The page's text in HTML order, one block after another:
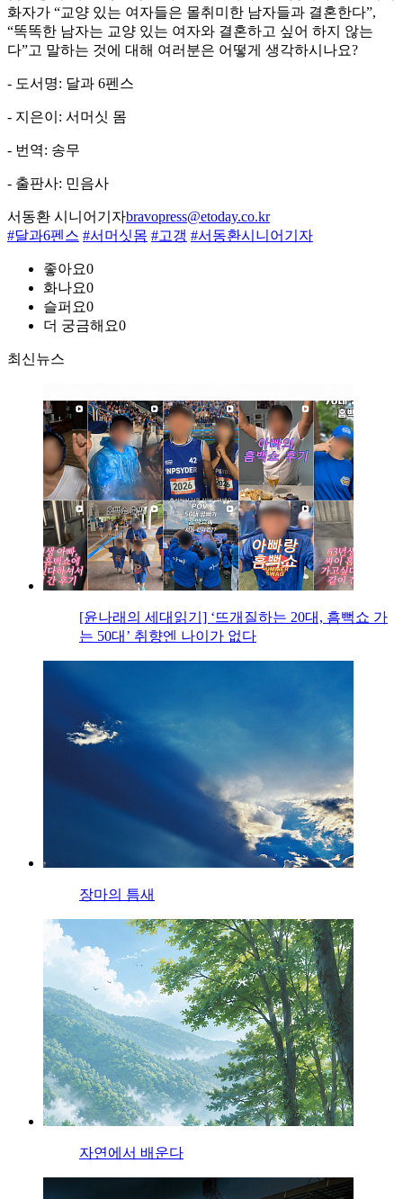
화자가 “교양 있는 여자들은 몰취미한 남자들과 결혼한다”,
“똑똑한 남자는 교양 있는 여자와 결혼하고 싶어 하지 않는
다”고 말하는 것에 대해 여러분은 어떻게 생각하시나요?
- 도서명: 달과 6펜스
- 지은이: 서머싯 몸
- 번역: 송무
- 출판사: 민음사
서동환 시니어기자bravopress@etoday.co.kr
#달과6펜스 #서머싯몸 #고갱 #서동환시니어기자
좋아요0
화나요0
슬퍼요0
더 궁금해요0
최신뉴스
[윤나래의 세대읽기] ‘뜨개질하는 20대, 흠뻑쇼 가
는 50대’ 취향엔 나이가 없다
장마의 틈새
자연에서 배운다